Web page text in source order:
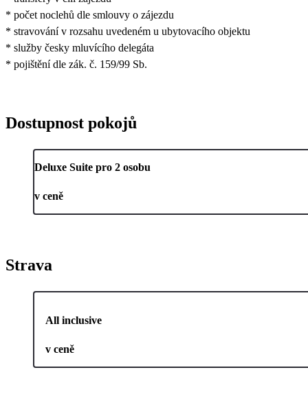
* počet noclehů dle smlouvy o zájezdu
* stravování v rozsahu uvedeném u ubytovacího objektu
* služby česky mluvícího delegáta
* pojištění dle zák. č. 159/99 Sb.
Dostupnost pokojů
Deluxe Suite pro 2 osobu
v ceně
Strava
All inclusive
v ceně